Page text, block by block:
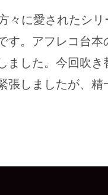
々に愛されたシ
す。アフレコ台
ました。今回吹
張しましたが、